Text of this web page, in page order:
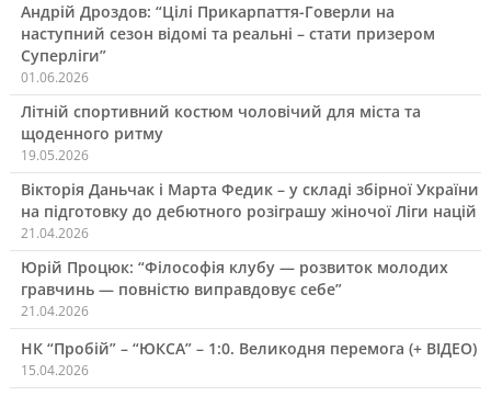
Андрій Дроздов: “Цілі Прикарпаття-Говерли на
наступний сезон відомі та реальні – стати призером
Суперліги”
01.06.2026
Літній спортивний костюм чоловічий для міста та
щоденного ритму
19.05.2026
Вікторія Даньчак і Марта Федик – у складі збірної України
на підготовку до дебютного розіграшу жіночої Ліги націй
21.04.2026
Юрій Процюк: “Філософія клубу — розвиток молодих
гравчинь — повністю виправдовує себе”
21.04.2026
НК “Пробій” – “ЮКСА” – 1:0. Великодня перемога (+ ВІДЕО)
15.04.2026